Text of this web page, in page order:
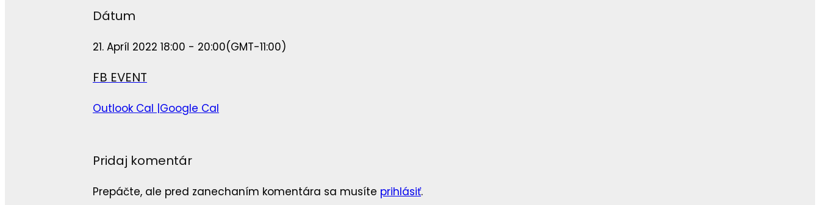
Dátum
21. Apríl 2022 18:00 - 20:00(GMT-11:00)
FB EVENT
Outlook Cal |Google Cal
Pridaj komentár
Prepáčte, ale pred zanechaním komentára sa musíte prihlásiť.